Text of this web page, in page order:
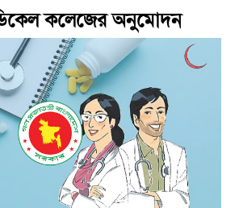
কলেজের অনুমোদন